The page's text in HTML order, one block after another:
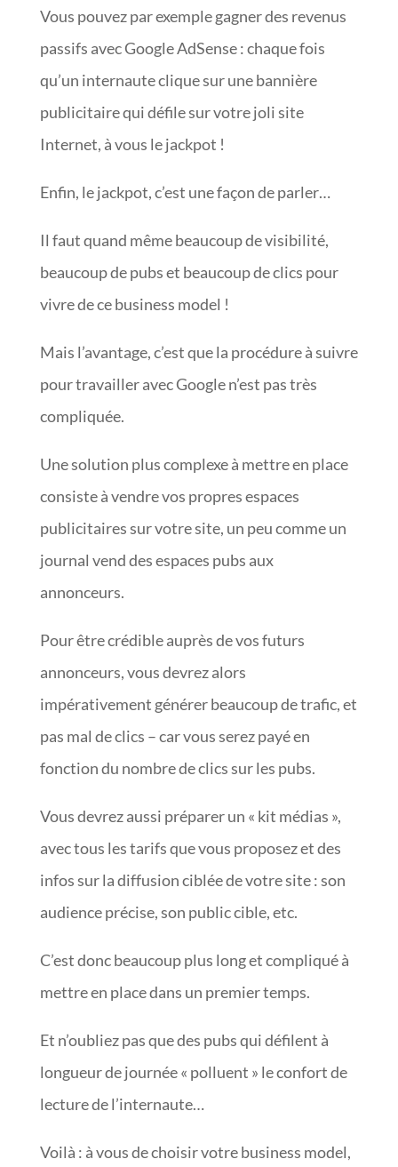
Vous pouvez par exemple gagner des revenus
passifs avec Google AdSense : chaque fois
qu’un internaute clique sur une bannière
publicitaire qui défile sur votre joli site
Internet, à vous le jackpot !
Enfin, le jackpot, c’est une façon de parler…
Il faut quand même beaucoup de visibilité,
beaucoup de pubs et beaucoup de clics pour
vivre de ce business model !
Mais l’avantage, c’est que la procédure à suivre
pour travailler avec Google n’est pas très
compliquée.
Une solution plus complexe à mettre en place
consiste à vendre vos propres espaces
publicitaires sur votre site, un peu comme un
journal vend des espaces pubs aux
annonceurs.
Pour être crédible auprès de vos futurs
annonceurs, vous devrez alors
impérativement générer beaucoup de trafic, et
pas mal de clics – car vous serez payé en
fonction du nombre de clics sur les pubs.
Vous devrez aussi préparer un « kit médias »,
avec tous les tarifs que vous proposez et des
infos sur la diffusion ciblée de votre site : son
audience précise, son public cible, etc.
C’est donc beaucoup plus long et compliqué à
mettre en place dans un premier temps.
Et n’oubliez pas que des pubs qui défilent à
longueur de journée « polluent » le confort de
lecture de l’internaute…
Voilà : à vous de choisir votre business model,